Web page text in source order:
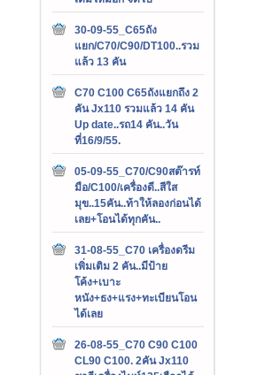
30-09-55_C65ถัง
แยก/C70/C90/DT100..รวม
แล้ว 13 คัน
C70 C100 C65ถังแยกถึง 2
คัน Jx110 รวมแล้ว 14 คัน
Up date..รถ14 คัน..วัน
ที่16/9/55.
05-09-55_C70/C90สต๊ารท์
มือ/C100/เครื่องดี..สีใส
มุข..15คัน..ท้าให้ลองก่อนได้
เลย+โอนได้ทุกคัน..
31-08-55_C70 เครื่องดรีม
เพิ่มเติม 2 คัน..มีป้าย
โค้ง+เบาะ
หนัง+ธง+แรง+ทะเบียนโอน
ได้เลย
26-08-55_C70 C90 C100
CL90 C100. 2คัน Jx110